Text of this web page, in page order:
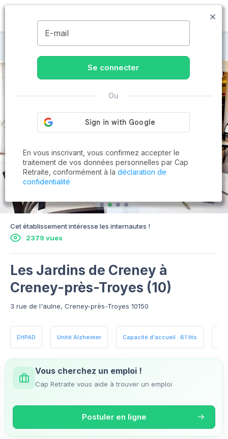
MENU
Maisons de retraite à Creney-près-Troyes
Cet établissement intéresse les internautes !
2379 vues
Les Jardins de Creney à
Creney-près-Troyes (10)
3 rue de l'aulne, Creney-près-Troyes 10150
EHPAD Unité Alzheimer Capacité d'accueil : 61 lits
Vous cherchez un emploi !
Cap Retraite vous aide à trouver un emploi
Postuler en ligne
E-mail
Se connecter
Ou
En vous inscrivant, vous confirmez accepter le
traitement de vos données personnelles par Cap
Retraite, conformément à la déclaration de
confidentialité